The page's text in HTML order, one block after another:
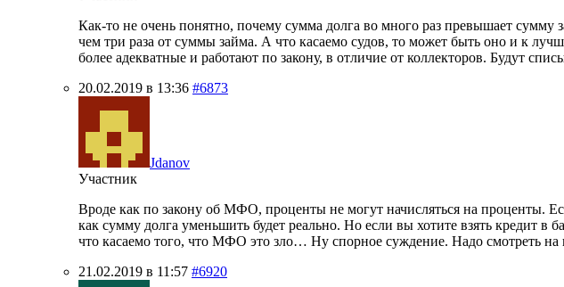
Как-то не очень понятно, почему сумма долга во много раз превышает
чем три раза от суммы займа. А что касаемо судов, то может быть оно и к
более адекватные и работают по закону, в отличие от коллекторов. Будут
20.02.2019 в 13:36 #6873
Jdanov
Участник
Вроде как по закону об МФО, проценты не могут начисляться на проценты.
как сумму долга уменьшить будет реально. Но если вы хотите взять кредит
что касаемо того, что МФО это зло… Ну спорное суждение. Надо смотреть
21.02.2019 в 11:57 #6920